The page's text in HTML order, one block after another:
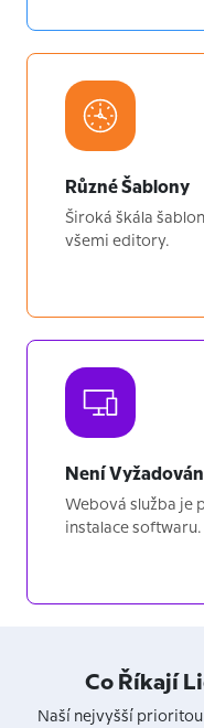
Různé Šablony
Široká škála
všemi editory.
Není
Webová služba je
instalace softwaru.
Co Říkají
Naší nejvyšší